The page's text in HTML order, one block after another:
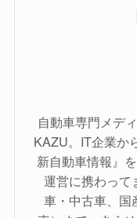
自動車専門メデ
KAZU。IT企業か
新自動車情報』
運営に携わって
車・中古車、国